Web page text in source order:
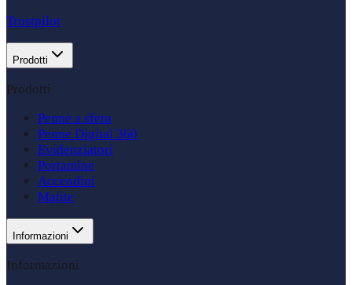
Trustpilot
Prodotti
Prodotti
Penne a sfera
Penne Digital 360
Evidenziatori
Portamine
Accendini
Matite
Informazioni
Informazioni